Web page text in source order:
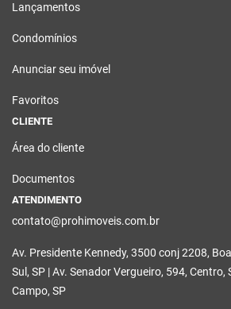
Lançamentos
Condomínios
Anunciar seu imóvel
Favoritos
CLIENTE
Área do cliente
Documentos
ATENDIMENTO
contato@prohimoveis.com.br
Av. Presidente Kennedy, 3500 conj 2208,
Sul, SP | Av. Senador Vergueiro, 594,
Campo, SP